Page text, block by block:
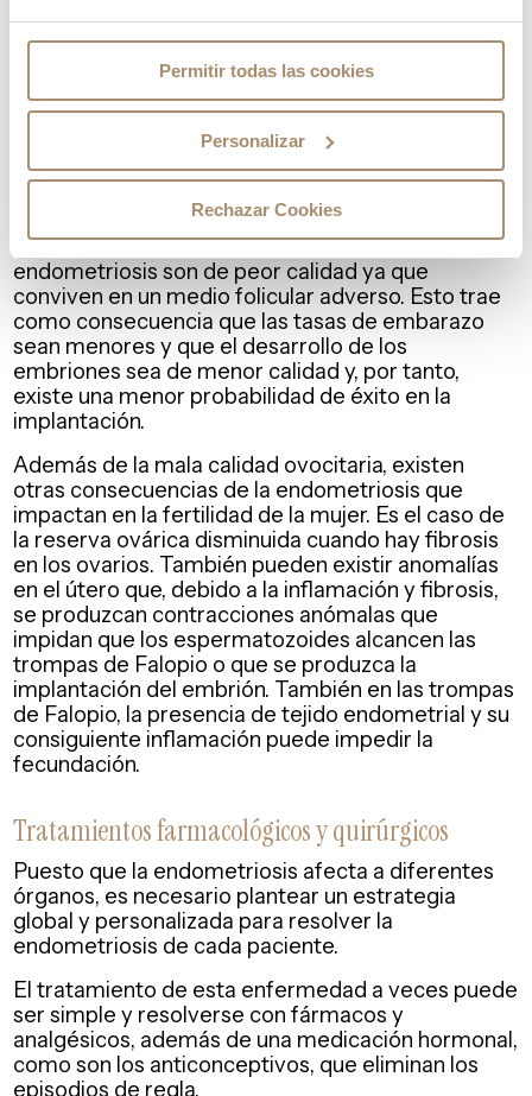
Permitir todas las cookies
Personalizar
Rechazar Cookies
medida. Las adherencias de los tejidos afectan a
los órganos reproductivos distorsionándolos o
taponándolos. Por eso“la clave está en el diagnóstico
precoz que actualmente es inexistente. El 50% de las mujeres
estériles son endometriósicas. El diagnóstico tardío eleva el
porcentaje a un 80% convirtiendo a la mujer en un caso
complejo con consecuencias devastadoras en cuanto a
Está demostrado que los ovocitos de mujeres con
endometriosis son de peor calidad ya que
conviven en un medio folicular adverso. Esto trae
como consecuencia que las tasas de embarazo
sean menores y que el desarrollo de los
embriones sea de menor calidad y, por tanto,
existe una menor probabilidad de éxito en la
implantación.
Además de la mala calidad ovocitaria, existen
otras consecuencias de la endometriosis que
impactan en la fertilidad de la mujer. Es el caso de
la reserva ovárica disminuida cuando hay fibrosis
en los ovarios. También pueden existir anomalías
en el útero que, debido a la inflamación y fibrosis,
se produzcan contracciones anómalas que
impidan que los espermatozoides alcancen las
trompas de Falopio o que se produzca la
implantación del embrión. También en las trompas
de Falopio, la presencia de tejido endometrial y su
consiguiente inflamación puede impedir la
fecundación.
Tratamientos farmacológicos y quirúrgicos
Puesto que la endometriosis afecta a diferentes
órganos, es necesario plantear un estrategia
global y personalizada para resolver la
endometriosis de cada paciente.
El tratamiento de esta enfermedad a veces puede
ser simple y resolverse con fármacos y
analgésicos, además de una medicación hormonal,
como son los anticonceptivos, que eliminan los
episodios de regla.